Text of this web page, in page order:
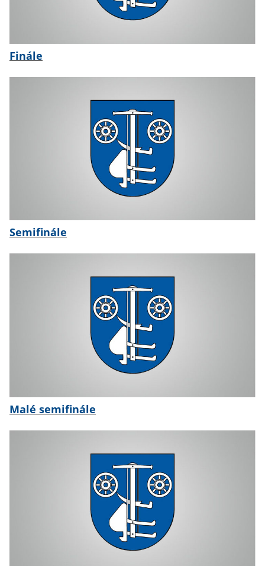
Finále
Semifinále
Malé semifinále